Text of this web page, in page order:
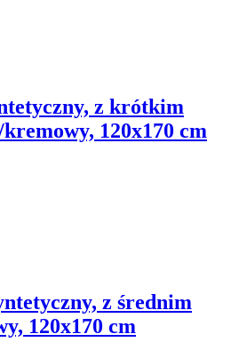
z krótkim
120x170 cm
z średnim
120x170 cm